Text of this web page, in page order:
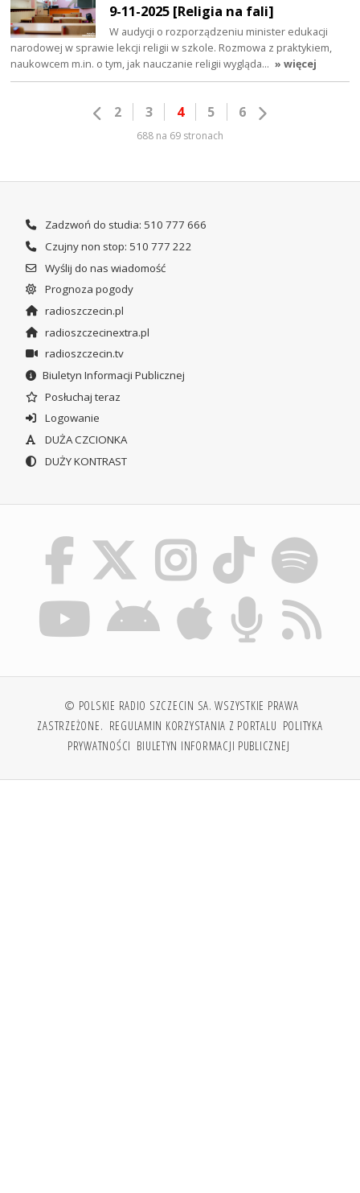
9-11-2025 [Religia na fali]
W audycji o rozporządzeniu minister edukacji
narodowej w sprawie lekcji religii w szkole. Rozmowa z praktykiem,
naukowcem m.in. o tym, jak nauczanie religii wygląda… » więcej
2 3 4 5 6
688 na 69 stronach
Zadzwoń do studia: 510 777 666
Czujny non stop: 510 777 222
Wyślij do nas wiadomość
Prognoza pogody
radioszczecin.pl
radioszczecinextra.pl
radioszczecin.tv
Biuletyn Informacji Publicznej
Posłuchaj teraz
Logowanie
DUŻA CZCIONKA
DUŻY KONTRAST
© POLSKIE RADIO SZCZECIN SA. WSZYSTKIE PRAWA
ZASTRZEŻONE. REGULAMIN KORZYSTANIA Z PORTALU POLITYKA
PRYWATNOŚCI BIULETYN INFORMACJI PUBLICZNEJ